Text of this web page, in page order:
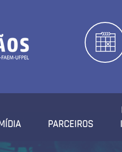
PARCEIROS